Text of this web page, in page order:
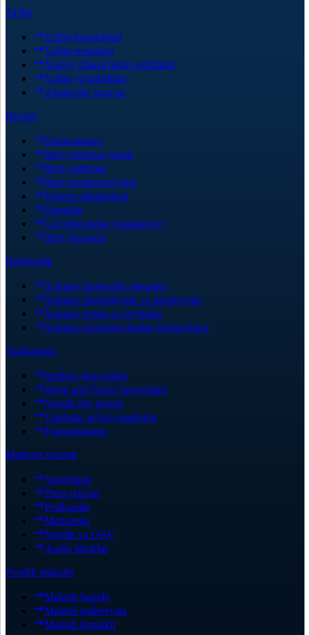
Ta'lim
Ta'lim bosqichlari
Ta'lim resurslari
Xorijiy tillarni bilish sertifikati
Ta'lim yo'nalishlari
Akademik jarayon
Ilm-fan
Doktorantura
Ilmiy elektron jurnal
Ilmiy tadbirlar
Ilmiy konferensiyalar
Tasimo olimpiadasi
Patentlar
Guvohnomalar (malakaviy)
Ilmiy kengash
Hamkorlik
Xalqaro hamkorlik aloqalari
Xalqaro stipendiyalar va amaliyotlar
Xalqaro forum va loyihalar
Xalqaro uchrashuvlardan fotolavhalar
Talabalarga
Imtihon jarayonlari
Work and Travel jarayonlari
Nordik life jurnali
Talabalar uchun manbalar
Fotojamlanma
Matbuot xizmati
Yangiliklar
Press relizlar
Podkastlar
Mediateka
Nordik va OAV
Audio kitoblar
Nordik maktabi
Maktab haqida
Maktab gallereyasi
Maktab kontakti